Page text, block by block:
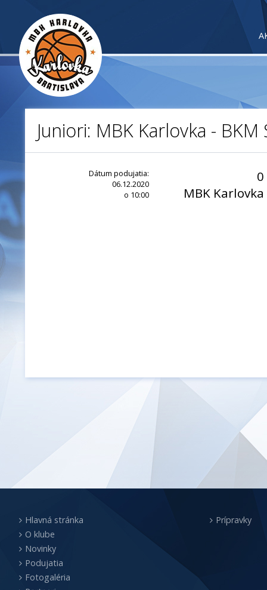
Juniori: MBK Karlovka - BKM
Dátum podujatia:
06.12.2020
o 10:00
0
MBK Karlovka
Hlavná stránka
O klube
Novinky
Podujatia
Fotogaléria
Prípravky